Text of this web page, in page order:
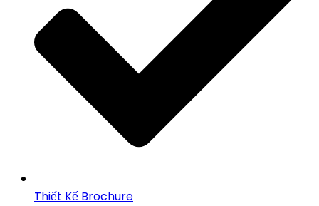
Thiết Kế Brochure